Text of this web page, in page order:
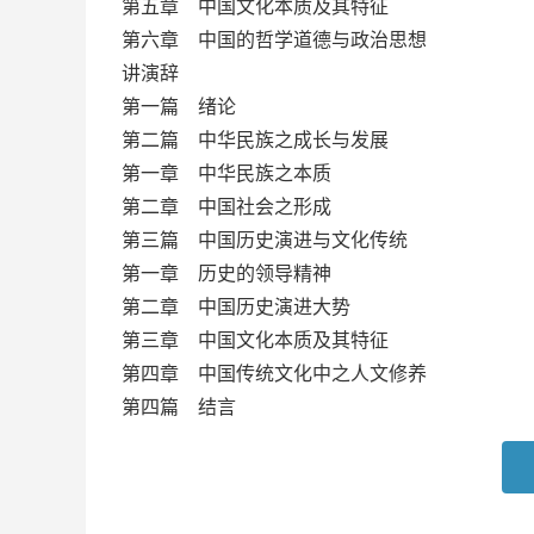
第五章 中国文化本质及其特征
第六章 中国的哲学道德与政治思想
讲演辞
第一篇 绪论
第二篇 中华民族之成长与发展
第一章 中华民族之本质
第二章 中国社会之形成
第三篇 中国历史演进与文化传统
第一章 历史的领导精神
第二章 中国历史演进大势
第三章 中国文化本质及其特征
第四章 中国传统文化中之人文修养
第四篇 结言